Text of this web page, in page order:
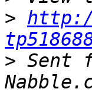
>
> Sent